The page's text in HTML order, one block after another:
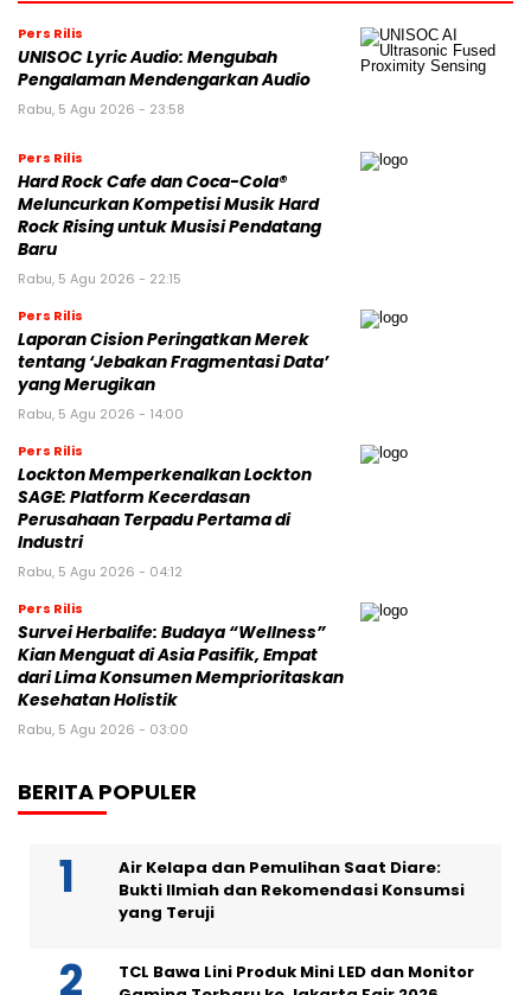
Pers Rilis
UNISOC Lyric Audio: Mengubah
Pengalaman Mendengarkan Audio
Rabu, 5 Agu 2026 - 23:58
Pers Rilis
Hard Rock Cafe dan Coca-Cola®
Meluncurkan Kompetisi Musik Hard
Rock Rising untuk Musisi Pendatang
Baru
Rabu, 5 Agu 2026 - 22:15
Pers Rilis
Laporan Cision Peringatkan Merek
tentang ‘Jebakan Fragmentasi Data’
yang Merugikan
Rabu, 5 Agu 2026 - 14:00
Pers Rilis
Lockton Memperkenalkan Lockton
SAGE: Platform Kecerdasan
Perusahaan Terpadu Pertama di
Industri
Rabu, 5 Agu 2026 - 04:12
Pers Rilis
Survei Herbalife: Budaya “Wellness”
Kian Menguat di Asia Pasifik, Empat
dari Lima Konsumen Memprioritaskan
Kesehatan Holistik
Rabu, 5 Agu 2026 - 03:00
BERITA POPULER
Air Kelapa dan Pemulihan Saat Diare:
Bukti Ilmiah dan Rekomendasi Konsumsi
yang Teruji
TCL Bawa Lini Produk Mini LED dan Monitor